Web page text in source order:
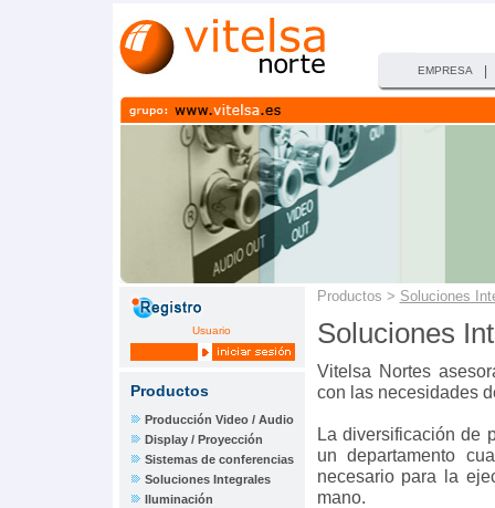
EMPRESA
Usuario
Productos
Producción Video / Audio
Display / Proyección
Sistemas de conferencias
Soluciones Integrales
Iluminación
Productos > Soluciones
Soluciones
Vitelsa Nortes
con las necesidades
La diversificación de
un departamento
necesario para la
mano.